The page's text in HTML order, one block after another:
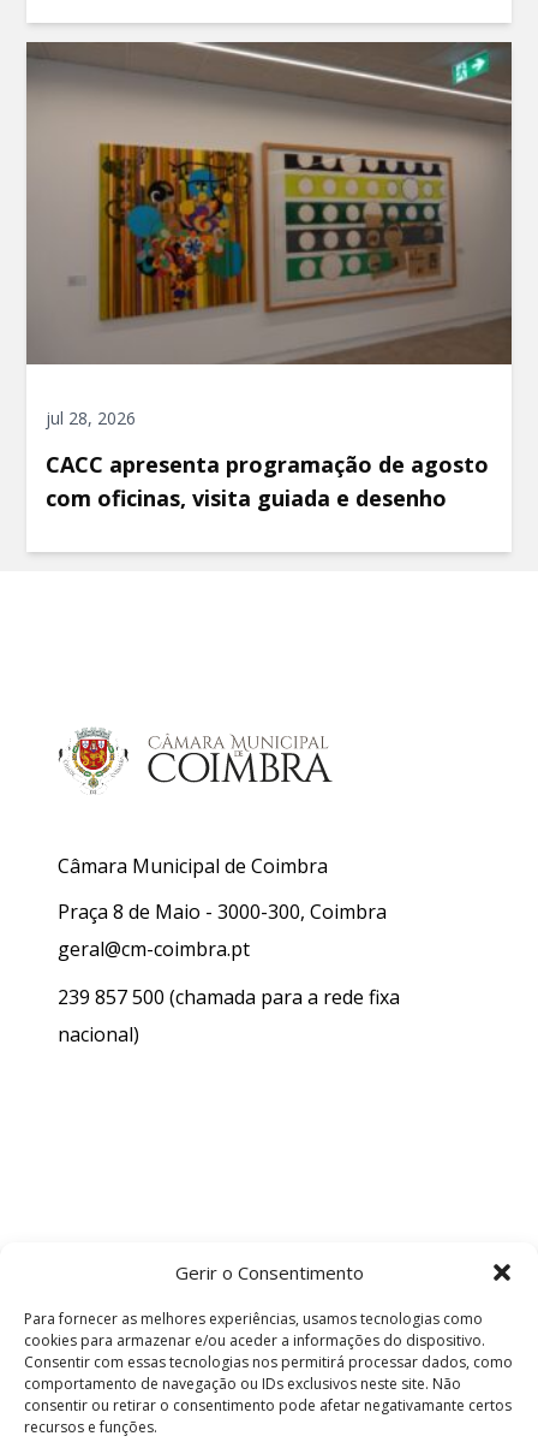
Gerir o Consentimento
Para fornecer as melhores experiências, usamos tecnologias como
cookies para armazenar e/ou aceder a informações do dispositivo.
Consentir com essas tecnologias nos permitirá processar dados, como
comportamento de navegação ou IDs exclusivos neste site. Não
consentir ou retirar o consentimento pode afetar negativamante certos
recursos e funções.
jul 28, 2026
CACC apresenta programação de agosto
com oficinas, visita guiada e desenho
Câmara Municipal de Coimbra
Praça 8 de Maio - 3000-300, Coimbra
geral@cm-coimbra.pt
239 857 500 (chamada para a rede fixa
nacional)